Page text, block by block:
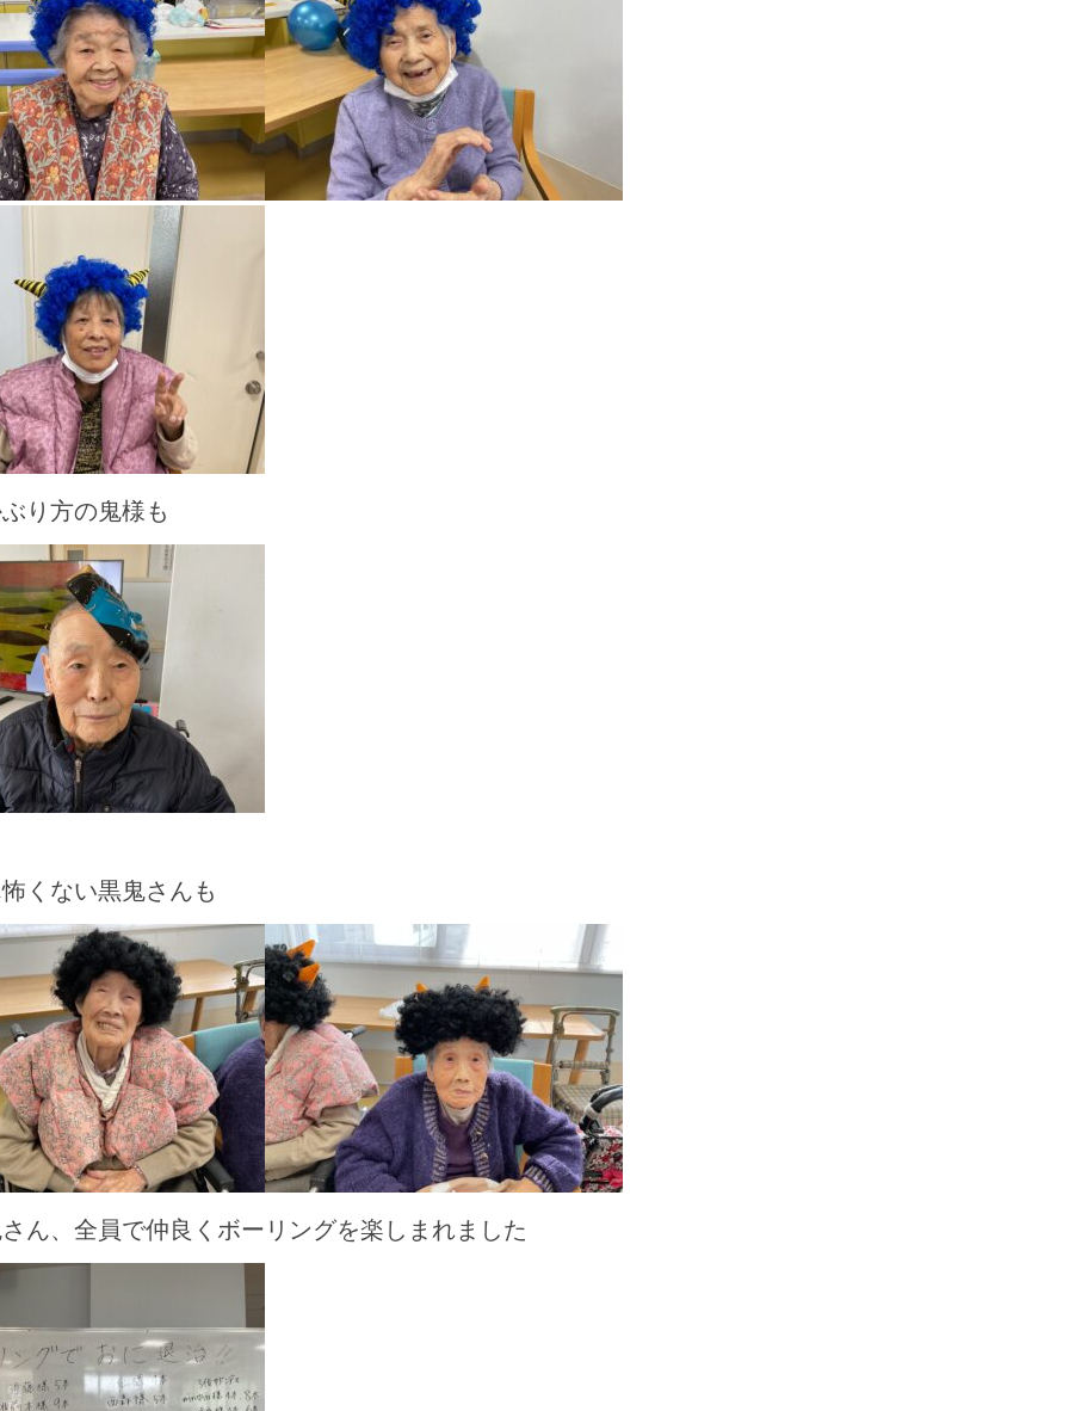
り方の鬼様も
くない黒鬼さんも
ん、全員で仲良くボーリングを楽しまれました